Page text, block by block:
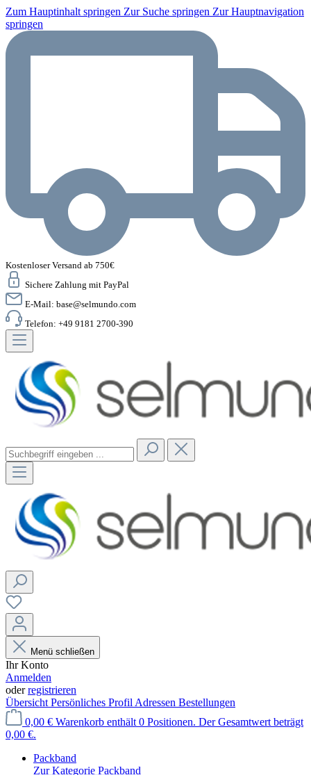
Zum Hauptinhalt springen Zur Suche springen Zur Hauptnavigation
springen
Kostenloser Versand ab 750€
Sichere Zahlung mit PayPal
E-Mail: base@selmundo.com
Telefon: +49 9181 2700-390
Menü schließen
Ihr Konto
Anmelden
oderregistrieren
Übersicht Persönliches Profil Adressen Bestellungen
0,00 € Warenkorb enthält 0 Positionen. Der Gesamtwert beträgt
0,00 €.
Packband
Zur Kategorie Packband